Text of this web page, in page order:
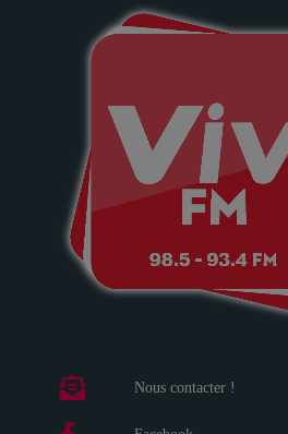
Nous contacter !